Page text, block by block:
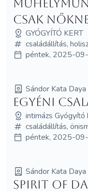
CSAK
GYÓGYÍTÓ KERT
családállítás,
péntek, 2025-
Sándor Kata Daya
Egyéni
intimázs Gyógyító
családállítás,
péntek, 2025-
Sándor Kata Daya
Spirit of